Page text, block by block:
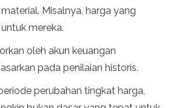
Misalnya, harga yang
mereka.
oleh akun keuangan
pada penilaian historis.
perubahan tingkat harga,